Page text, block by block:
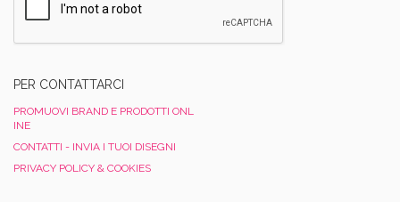
PER CONTATTARCI
PROMUOVI BRAND E PRODOTTI ONL
INE
CONTATTI - INVIA I TUOI DISEGNI
PRIVACY POLICY & COOKIES